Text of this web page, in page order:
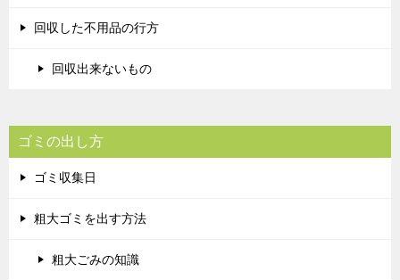
回収した不用品の行方
回収出来ないもの
ゴミの出し方
ゴミ収集日
粗大ゴミを出す方法
粗大ごみの知識